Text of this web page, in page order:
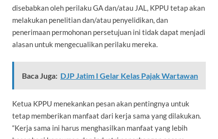
disebabkan oleh perilaku GA dan/atau JAL, KPPU tetap akan
melakukan penelitian dan/atau penyelidikan, dan
penerimaan permohonan persetujuan ini tidak dapat menjadi
alasan untuk mengecualikan perilaku mereka.
Baca Juga: DJP Jatim I Gelar Kelas Pajak Wartawan
Ketua KPPU menekankan pesan akan pentingnya untuk
tetap memberikan manfaat dari kerja sama yang dilakukan.
“Kerja sama ini harus menghasilkan manfaat yang lebih